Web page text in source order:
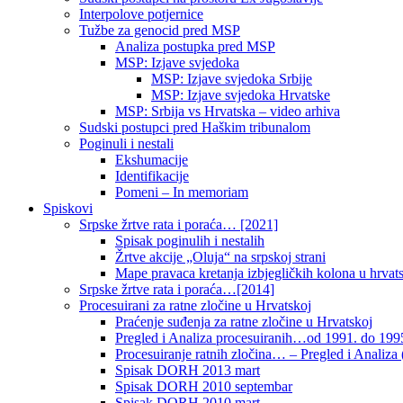
Interpolove potjernice
Tužbe za genocid pred MSP
Analiza postupka pred MSP
MSP: Izjave svjedoka
MSP: Izjave svjedoka Srbije
MSP: Izjave svjedoka Hrvatske
MSP: Srbija vs Hrvatska – video arhiva
Sudski postupci pred Haškim tribunalom
Poginuli i nestali
Ekshumacije
Identifikacije
Pomeni – In memoriam
Spiskovi
Srpske žrtve rata i poraća… [2021]
Spisak poginulih i nestalih
Žrtve akcije „Oluja“ na srpskoj strani
Mape pravaca kretanja izbjegličkih kolona u
Srpske žrtve rata i poraća…[2014]
Procesuirani za ratne zločine u Hrvatskoj
Praćenje suđenja za ratne zločine u Hrvatskoj
Pregled i Analiza procesuiranih…od 1991. do
Procesuiranje ratnih zločina… – Pregled i Analiza
Spisak DORH 2013 mart
Spisak DORH 2010 septembar